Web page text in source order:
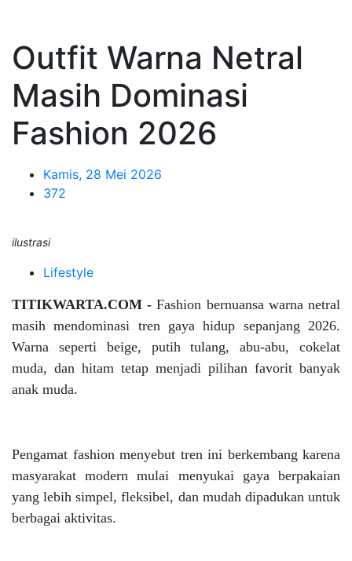
Outfit Warna Netral
Masih Dominasi
Fashion 2026
Kamis, 28 Mei 2026
372
ilustrasi
Lifestyle
TITIKWARTA.COM -Fashion bernuansa warna netral
masih mendominasi tren gaya hidup sepanjang 2026.
Warna seperti beige, putih tulang, abu-abu, cokelat
muda, dan hitam tetap menjadi pilihan favorit banyak
anak muda.
Pengamat fashion menyebut tren ini berkembang karena
masyarakat modern mulai menyukai gaya berpakaian
yang lebih simpel, fleksibel, dan mudah dipadukan untuk
berbagai aktivitas.